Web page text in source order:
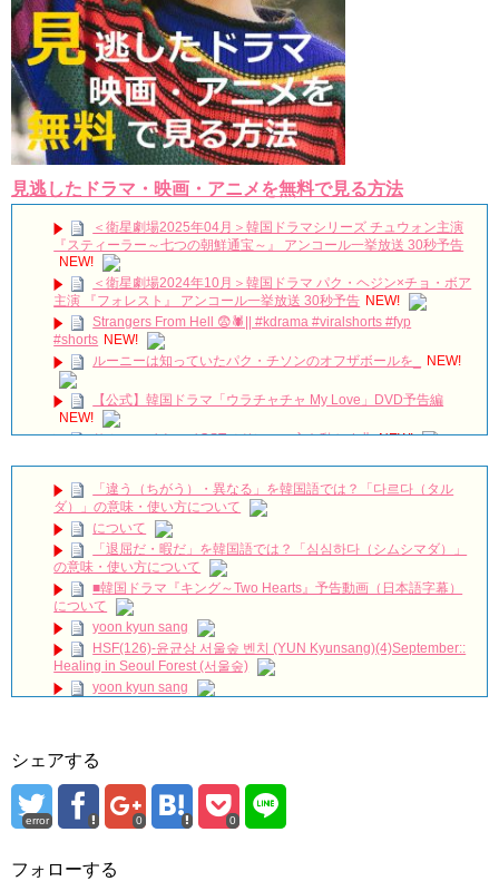
Powered by livedoor 相互RSS
見逃したドラマ・映画・アニメを無料で見る方法
＜衛星劇場2025年04月＞韓国ドラマシリーズ チュウォン主演
『スティーラー～七つの朝鮮通宝～』 アンコール一挙放送 30秒予告
NEW!
＜衛星劇場2024年10月＞韓国ドラマ パク・ヘジン×チョ・ボア
主演 『フォレスト』 アンコール一挙放送 30秒予告 NEW!
Strangers From Hell 😨🕷️|| #kdrama #viralshorts #fyp
#shorts NEW!
ルーニーは知っていたパク・チソンのオフザボールを_
NEW!
【公式】韓国ドラマ「ウラチャチャ My Love」DVD予告編
NEW!
サム、マイウェイOSTメドレー 心を動かす曲 NEW!
150927 日韓交流おまつり Davichi 憎くても 愛してるから(Hate
You But I Love You) 다비치 NEW!
[FMV] 이판사판(イ判サ判) – DMEANOR(디미너) – The
Moment NEW!
若きチャン・ヒョクの全盛期、忘れられない
『油っぽいメロ』2PMジュノ＆チョン・リョウォン、バックハ
グ… NEW!
韓国ドラマ「約束のない恋」
ハン・ヘジン 한혜진 – (선공개) 강남 3대 얼짱 출신 &#39;한혜진
언니&#39; (ft. 도여니의 학창시절) | 편 먹고 갈래요? 밥블레스유 2
bobblessyou2 EP.18
한가인 –
レンタル開始！
(ENG SUB) Behind The Scene Hyun Bin 현빈❤️ 손예진 Son Ye
Jin-Crash Landing On You/ヒョンビン❤️ソンイェジン / エンジョイ❕
ユン・ギュンサン、番組にも登場した愛猫が急死…イ・ソンギ
「違う（ちがう）・異なる」を韓国語では？「다르다（タル
ダ）」の意味・使い方について
について
「退屈だ・暇だ」を韓国語では？「심심하다（シムシマダ）」
の意味・使い方について
■韓国ドラマ『キング～Two Hearts』予告動画（日本語字幕）
について
yoon kyun sang
HSF(126)-윤균상 서울숲 벤치 (YUN Kyunsang)(4)September::
Healing in Seoul Forest (서울숲)
yoon kyun sang
九尾狐外伝 メイキング03 ハン・イェスル
チョ・ヒョンジェ 조현재 九尾狐外伝 制作発表会
キム・テヒの弟イ・ワン♥イ・ボミ、今日（28日）結婚……
「まず熱く掃除せよ」女優キム・ユジョン、「健康がとても回
【裏芸能】キムユジョンの熱愛彼氏はあの大物俳優
シェアする
error 0 0
フォローする